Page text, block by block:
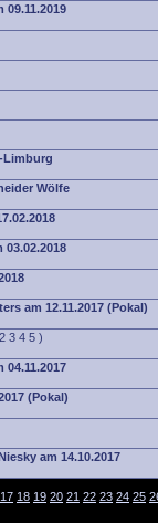
Limburg
Wölfe
am 12.11.2017 (Pokal)
2 3 4 5 )
(Pokal)
am 14.10.2017
17 18 19 20 21 22 23 24 25